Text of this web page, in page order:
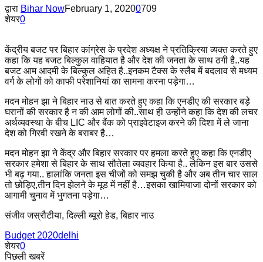
द्वारा Bihar NowFebruary 1, 20200709
शेयर0
केंद्रीय बजट पर बिहार कांग्रेस के प्रदेश अध्यक्ष ने प्रतिक्रिया व्यक्त करते हुए
कहा कि यह बजट बिल्कुल वाहियात है और देश की जनता के साथ ठगी है..यह
बजट आम आदमी के बिल्कुल अहित है..इनकम टैक्स के स्लैब में बदलाव से मध्यम
वर्ग के लोगों को काफी परेशानियां का सामना करना पड़ेगा…
मदन मोहन झा ने बिहार नाउ से बात करते हुए कहा कि एनडीए की सरकार बड़े
घरानों की सरकार है न की आम लोगों की..साथ ही उन्होंने कहा कि देश की लचर
अर्थव्यवस्था के बीच LIC और बैंक को प्राइवेटाइज करने की दिशा में ले जाना
देश को गिरवी रखने के बराबर है…
मदन मोहन झा ने केंद्र और बिहार सरकार पर हमला करते हुए कहा कि एनडीए
सरकार हमेशा से बिहार के साथ सौतेला व्यवहार किया है.. लेकिन इस बार उससे
भी बढ़ गया.. हालांकि जनता इस चीजों को समझ चुकी है और अब तीन चार साल
तो छोड़िए,तीन दिन झेलने के मूड में नहीं है…इसका खामियाजा दोनों सरकार को
आगामी चुनाव में भुगतना पड़ेगा…
संजीव जस्रौटीया, दिल्ली ब्यूरो हेड, बिहार नाउ
Budget 2020delhi
शेयर0
पिछली खबरें